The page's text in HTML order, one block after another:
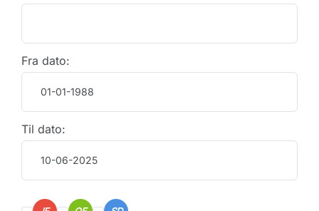
Fra dato:
Til dato: